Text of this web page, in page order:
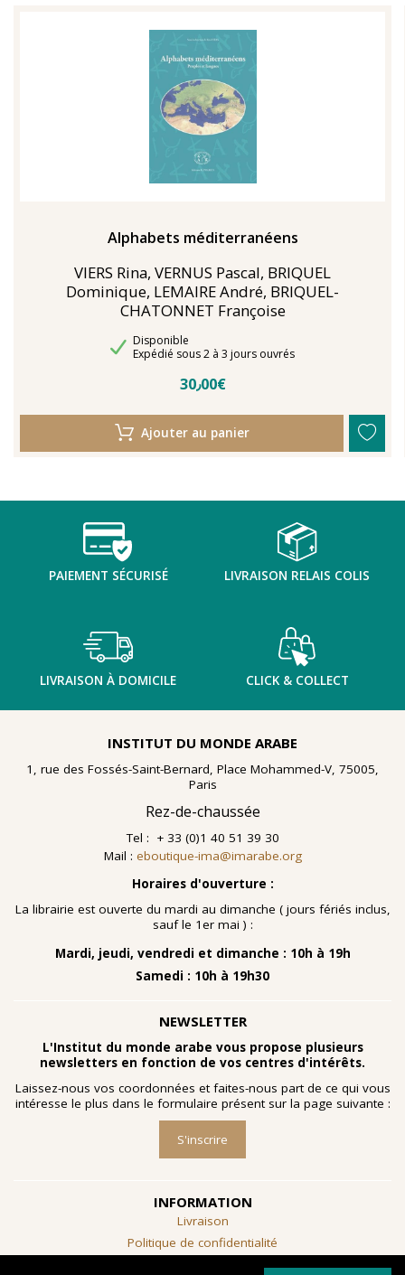
Alphabets méditerranéens
VIERS Rina, VERNUS Pascal, BRIQUEL
Dominique, LEMAIRE André, BRIQUEL-
CHATONNET Françoise
Disponibilité
Disponible
Délais de livraison
Expédié sous 2 à 3 jours ouvrés
30٫00€
Ajouter au panier
PAIEMENT SÉCURISÉ LIVRAISON RELAIS COLIS
LIVRAISON À DOMICILE CLICK & COLLECT
INSTITUT DU MONDE ARABE
1, rue des Fossés-Saint-Bernard, Place Mohammed-V, 75005,
Paris
Rez-de-chaussée
Tel : + 33 (0)1 40 51 39 30
Mail : eboutique-ima@imarabe.org
Horaires d'ouverture :
La librairie est ouverte du mardi au dimanche ( jours fériés inclus,
sauf le 1er mai ) :
Mardi, jeudi, vendredi et dimanche : 10h à 19h
Samedi : 10h à 19h30
NEWSLETTER
L'Institut du monde arabe vous propose plusieurs
newsletters en fonction de vos centres d'intérêts.
Laissez-nous vos coordonnées et faites-nous part de ce qui vous
intéresse le plus dans le formulaire présent sur la page suivante :
S'inscrire
INFORMATION
Livraison
Politique de confidentialité